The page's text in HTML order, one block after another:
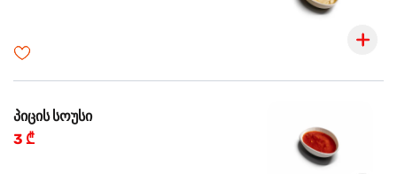
პიცის სოუსი
3 ₾